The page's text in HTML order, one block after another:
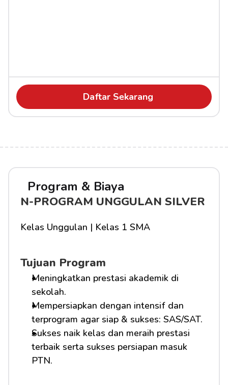
Daftar Sekarang
Program & Biaya
N-PROGRAM UNGGULAN SILVER
Kelas Unggulan | Kelas 1 SMA
Tujuan Program
Meningkatkan prestasi akademik di
sekolah.
Mempersiapkan dengan intensif dan
terprogram agar siap & sukses: SAS/SAT.
Sukses naik kelas dan meraih prestasi
terbaik serta sukses persiapan masuk
PTN.